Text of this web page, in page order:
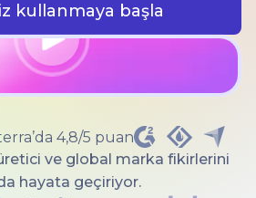
kullanmaya başla
4,8/5 puan
ve global marka fikirlerini
hayata geçiriyor.